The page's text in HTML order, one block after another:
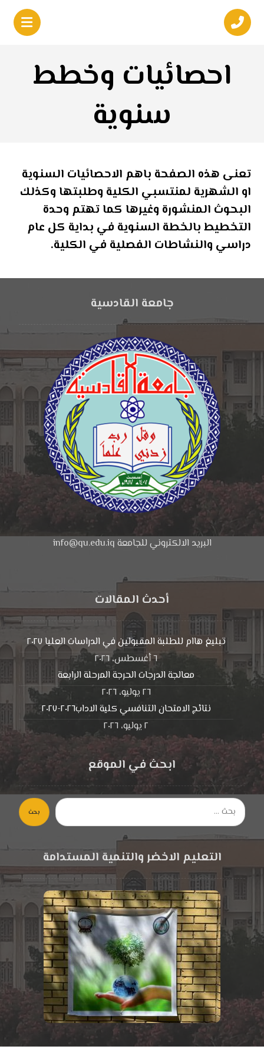
احصائيات وخطط
سنوية
تعنى هذه الصفحة باهم الاحصائيات السنوية
او الشهرية لمنتسبي الكلية وطلبتها وكذلك
البحوث المنشورة وغيرها كما تهتم وحدة
التخطيط بالخطة السنوية في بداية كل عام
دراسي والنشاطات الفصلية في الكلية.
جامعة القادسية
البريد الالكتروني للجامعة info@qu.edu.iq
أحدث المقالات
تبليغ هاام للطلبة المقبولين في الدراسات العليا ٢٠٢٧
٦ أغسطس، ٢٠٢٦
معالجة الدرجات الحرجة المرحلة الرابعة
٢٦ يوليو، ٢٠٢٦
نتائج الامتحان التنافسي كلية الاداب٢٠٢٦-٢٠٢٧
٢ يوليو، ٢٠٢٦
ابحث في الموقع
بحث
التعليم الاخضر والتنمية المستدامة